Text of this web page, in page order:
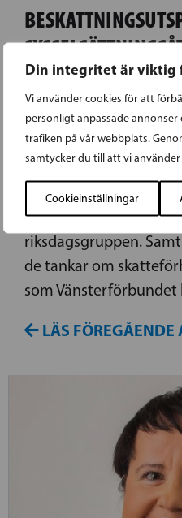
Din integritet är viktig
Vi använder cookies för att
personligt anpassade
trafiken på vår webbplats.
samtycker du till att vi använder
Cookieinställningar
VARA I FOKUS I
I halvtidsrian i april
dra upp riktlinjer för
regeringsperioden.
sysselsättningen
Anders Adlercreutz,
riksdagsgruppen.
de tankar om
som Vänsterförbundet
LÄS FÖREGÅENDE